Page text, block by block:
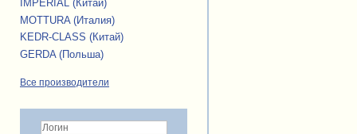
IMPERIAL (Китай)
MOTTURA (Италия)
KEDR-CLASS (Китай)
GERDA (Польша)
Все производители